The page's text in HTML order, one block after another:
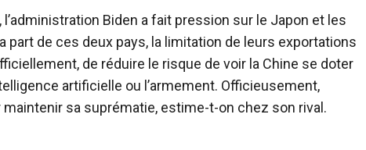
Biden a fait pression sur le Japon et les
part de ces deux pays, la limitation de leurs exportations
de réduire le risque de voir la Chine se doter
artificielle ou l’armement. Officieusement,
sa suprématie, estime-t-on chez son rival.